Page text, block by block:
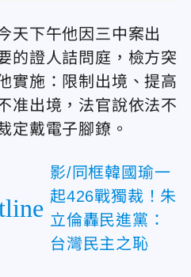
天下午他因三中案出
的證人詰問庭，檢方突
實施：限制出境、提高
准出境，法官說依法不
定戴電子腳鐐。
影/同框韓國瑜一
起426戰獨裁！朱
立倫轟民進黨：
台灣民主之恥